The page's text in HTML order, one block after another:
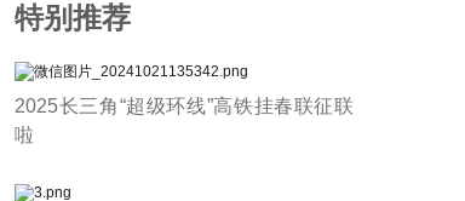
特别推荐
2025长三角“超级环线”高铁挂春联征联
啦